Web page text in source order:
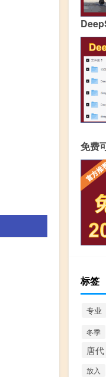
免费
标签
专业
冬季
唐代
放入